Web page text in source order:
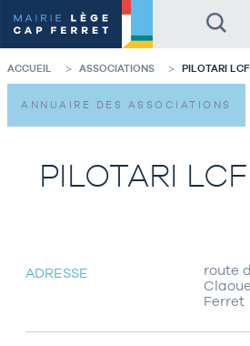
au
contenu
de
la
page
au
pied
de
page
ACCUEIL ASSOCIATIONS PILOTARI LCF
PILOTARI LCF
ANNUAIRE DES ASSOCIATIONS
ADRESSE
route
Ferret